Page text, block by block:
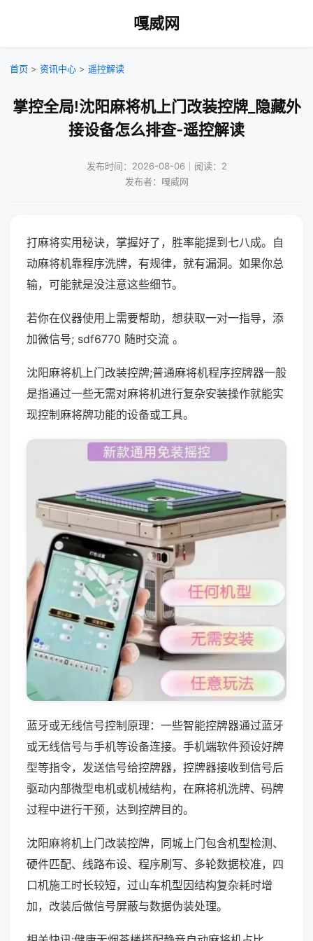
嘎威网
首页 > 资讯中心 > 遥控解读
掌控全局!沈阳麻将机上门改装控牌_隐藏外
接设备怎么排查-遥控解读
发布时间：2026-08-06｜阅读：2
发布者：嘎威网
打麻将实用秘诀，掌握好了，胜率能提到七八成。自
动麻将机靠程序洗牌，有规律，就有漏洞。如果你总
输，可能就是没注意这些细节。
若你在仪器使用上需要帮助，想获取一对一指导，添
加微信号; sdf6770 随时交流 。
沈阳麻将机上门改装控牌;普通麻将机程序控牌器一般
是指通过一些无需对麻将机进行复杂安装操作就能实
现控制麻将牌功能的设备或工具。
蓝牙或无线信号控制原理：一些智能控牌器通过蓝牙
或无线信号与手机等设备连接。手机端软件预设好牌
型等指令，发送信号给控牌器，控牌器接收到信号后
驱动内部微型电机或机械结构，在麻将机洗牌、码牌
过程中进行干预，达到控牌目的。
沈阳麻将机上门改装控牌，同城上门包含机型检测、
硬件匹配、线路布设、程序刷写、多轮数据校准，四
口机施工时长较短，过山车机型因结构复杂耗时增
加，改装后做信号屏蔽与数据伪装处理。